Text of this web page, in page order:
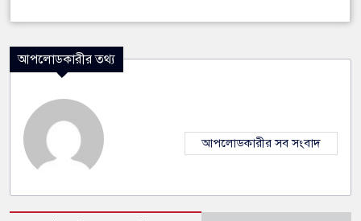
আপলোডকারীর তথ্য
আপলোডকারীর সব সংবাদ